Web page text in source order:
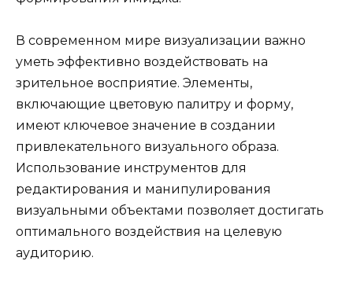
В современном мире визуализации важно
уметь эффективно воздействовать на
зрительное восприятие. Элементы,
включающие цветовую палитру и форму,
имеют ключевое значение в создании
привлекательного визуального образа.
Использование инструментов для
редактирования и манипулирования
визуальными объектами позволяет достигать
оптимального воздействия на целевую
аудиторию.